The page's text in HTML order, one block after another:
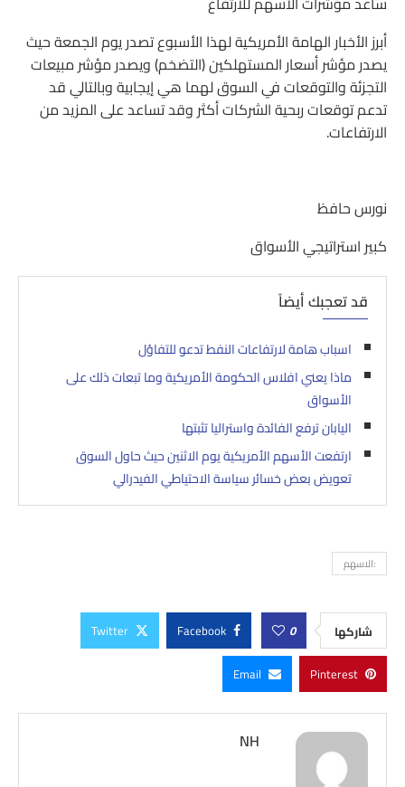
أبرز الأخبار الهامة الأمريكية لهذا الأسبوع تصدر يوم الجمعة حيث
يصدر مؤشر أسعار المستهلكين (التضخم) ويصدر مؤشر مبيعات
التجزئة والتوقعات في السوق لهما هي إيجابية وبالتالي قد
تدعم توقعات ربحية الشركات أكثر وقد تساعد على المزيد من
الارتفاعات.
نورس حافظ
كبير استراتيجي الأسواق
قد تعجبك أيضاً
اسباب هامة لارتفاعات النفط تدعو للتفاؤل
ماذا يعني افلاس الحكومة الأمريكية وما تبعات ذلك على
الأسواق
اليابان ترفع الفائدة واستراليا تثبتها
ارتفعت الأسهم الأمريكية يوم الاثنين حيث حاول السوق
تعويض بعض خسائر سياسة الاحتياطي الفيدرالي
:الاسهم
شاركها 0
Facebook
Twitter
Pinterest
Email
NH